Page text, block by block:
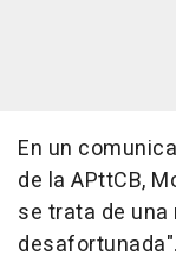
En un
de la APttCB,
se trata de
desafortunada".